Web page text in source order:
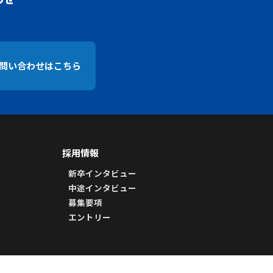
い合わせはこちら
採用情報
新卒インタビュー
中途インタビュー
募集要項
エントリー